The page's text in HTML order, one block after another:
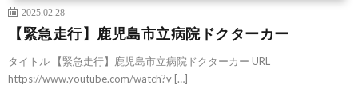
2025.02.28
【緊急走行】鹿児島市立病院ドクターカー
タイトル 【緊急走行】鹿児島市立病院ドクターカー URL
https://www.youtube.com/watch?v […]